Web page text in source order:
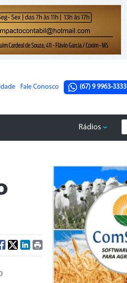
Fale Conosco (67) 9 9963-3333
Rádios